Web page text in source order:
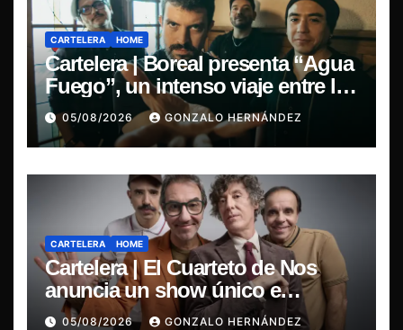
CARTELERA HOME
Cartelera | Boreal presenta “Agua
Fuego”, un intenso viaje entre la
pasión y la desilusión
05/08/2026 GONZALO HERNÁNDEZ
CARTELERA HOME
Cartelera | El Cuarteto de Nos
anuncia un show único e
irrepetible en el Movistar Arena
05/08/2026 GONZALO HERNÁNDEZ